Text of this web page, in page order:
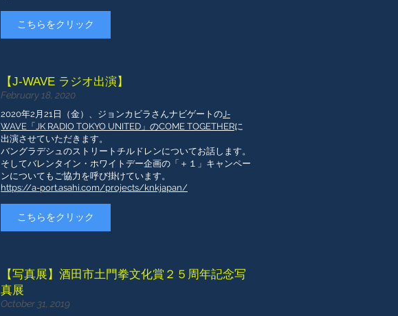
こちらをクリック
【J-WAVE ラジオ出演】
February 18, 2020
2020年2月21日（金）、ジョンカビラさんナビゲートのJ-
WAVE「JK RADIO TOKYO UNITED」のCOME TOGETHERに
出演させていただきます。
​バングラデシュのストリートチルドレンについてお話します。
そしてバレンタイン・ホワイトデー企画の「＋１」キャンペー
ンについてもご協力を呼び掛けています。
https://a-port.asahi.com/projects/knkjapan/
こちらをクリック
【写真展】酒田市土門拳文化賞２５周年記念写
真展
October 31, 2019